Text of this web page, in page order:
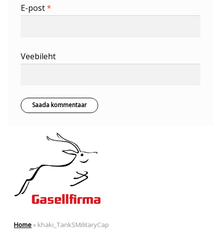
E-post*
Veebileht
Home» khaki_TankSMilitaryCap